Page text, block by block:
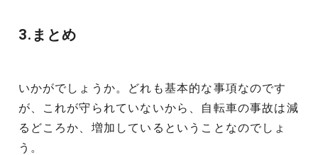
3.まとめ
いかがでしょうか。どれも基本的な事項なのです
が、これが守られていないから、自転車の事故は減
るどころか、増加しているということなのでしょ
う。